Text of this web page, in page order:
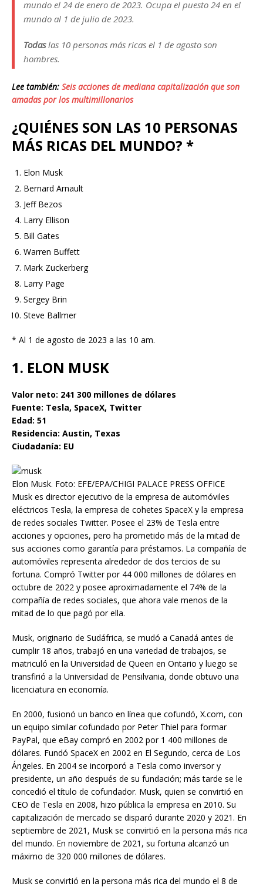
mundo el 24 de enero de 2023. Ocupa el puesto 24 en el
mundo al 1 de julio de 2023.
Todaslas 10 personas más ricas el 1 de agosto son
hombres.
Lee también: Seis acciones de mediana capitalización que son
amadas por los multimillonarios
¿QUIÉNES SON LAS 10 PERSONAS
MÁS RICAS DEL MUNDO? *
Elon Musk
Bernard Arnault
Jeff Bezos
Larry Ellison
Bill Gates
Warren Buffett
Mark Zuckerberg
Larry Page
Sergey Brin
Steve Ballmer
* Al 1 de agosto de 2023 a las 10 am.
1. ELON MUSK
Valor neto: 241 300 millones de dólares
Fuente: Tesla, SpaceX, Twitter
Edad: 51
Residencia: Austin, Texas
Ciudadanía: EU
Elon Musk. Foto: EFE/EPA/CHIGI PALACE PRESS OFFICE
Musk es director ejecutivo de la empresa de automóviles
eléctricos Tesla, la empresa de cohetes SpaceX y la empresa
de redes sociales Twitter. Posee el 23% de Tesla entre
acciones y opciones, pero ha prometido más de la mitad de
sus acciones como garantía para préstamos. La compañía de
automóviles representa alrededor de dos tercios de su
fortuna. Compró Twitter por 44 000 millones de dólares en
octubre de 2022 y posee aproximadamente el 74% de la
compañía de redes sociales, que ahora vale menos de la
mitad de lo que pagó por ella.
Musk, originario de Sudáfrica, se mudó a Canadá antes de
cumplir 18 años, trabajó en una variedad de trabajos, se
matriculó en la Universidad de Queen en Ontario y luego se
transfirió a la Universidad de Pensilvania, donde obtuvo una
licenciatura en economía.
En 2000, fusionó un banco en línea que cofundó, X.com, con
un equipo similar cofundado por Peter Thiel para formar
PayPal, que eBay compró en 2002 por 1 400 millones de
dólares. Fundó SpaceX en 2002 en El Segundo, cerca de Los
Ángeles. En 2004 se incorporó a Tesla como inversor y
presidente, un año después de su fundación; más tarde se le
concedió el título de cofundador. Musk, quien se convirtió en
CEO de Tesla en 2008, hizo pública la empresa en 2010. Su
capitalización de mercado se disparó durante 2020 y 2021. En
septiembre de 2021, Musk se convirtió en la persona más rica
del mundo. En noviembre de 2021, su fortuna alcanzó un
máximo de 320 000 millones de dólares.
Musk se convirtió en la persona más rica del mundo el 8 de